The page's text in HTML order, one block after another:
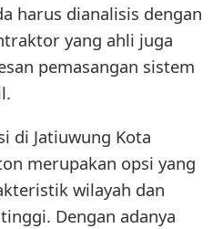
harus dianalisis dengan
yang ahli juga
pemasangan sistem
di Jatiuwung Kota
merupakan opsi yang
wilayah dan
Dengan adanya